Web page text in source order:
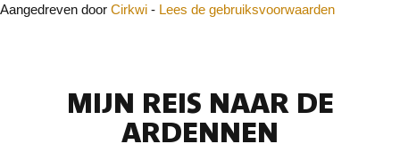
Aangedreven door Cirkwi - Lees de gebruiksvoorwaarden
MIJN REIS NAAR DE
ARDENNEN